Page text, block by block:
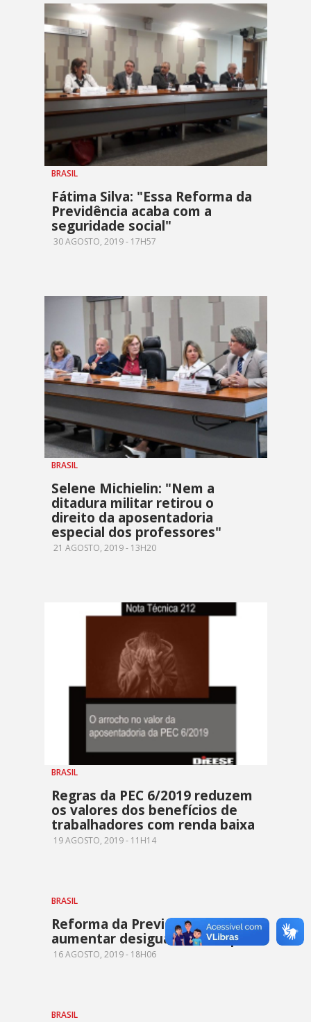
BRASIL
Fátima Silva: "Essa Reforma da
Previdência acaba com a
seguridade social"
30 AGOSTO, 2019 - 17H57
BRASIL
Selene Michielin: "Nem a
ditadura militar retirou o
direito da aposentadoria
especial dos professores"
21 AGOSTO, 2019 - 13H20
BRASIL
Regras da PEC 6/2019 reduzem
os valores dos benefícios de
trabalhadores com renda baixa
19 AGOSTO, 2019 - 11H14
BRASIL
Reforma da Previdência vai
aumentar desigualdade no país
16 AGOSTO, 2019 - 18H06
BRASIL